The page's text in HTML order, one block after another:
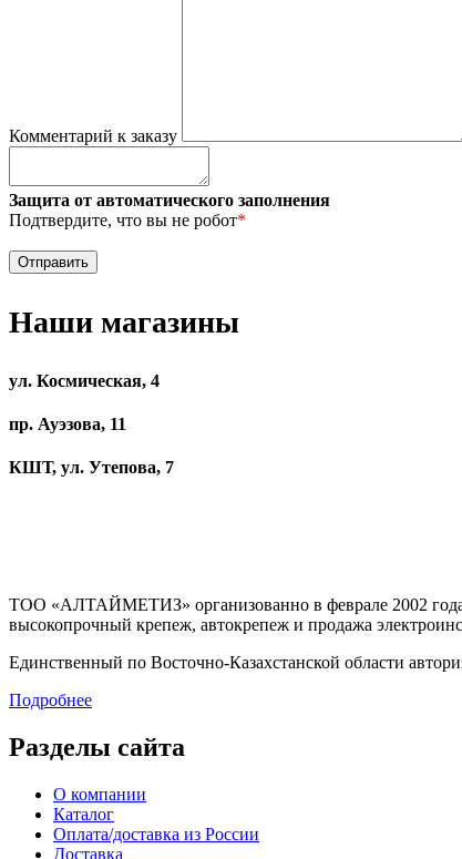
Комментарий к заказу
Защита от автоматического заполнения
Подтвердите, что вы не робот*
Наши магазины
ул. Космическая, 4
пр. Ауэзова, 11
КШТ, ул. Утепова, 7
ТОО «АЛТАЙМЕТИЗ» организованно в феврале 2002 года
высокопрочный крепеж, автокрепеж и продажа
Единственный по Восточно-Казахстанской области
Подробнее
Разделы сайта
О компании
Каталог
Оплата/доставка из России
Доставка